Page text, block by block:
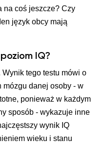
na coś jeszcze? Czy
język obcy mają
IQ?
tego testu mówi o
danej osoby - w
ponieważ w każdym
sposób - wykazuje inne
wynik IQ
wieku i stanu